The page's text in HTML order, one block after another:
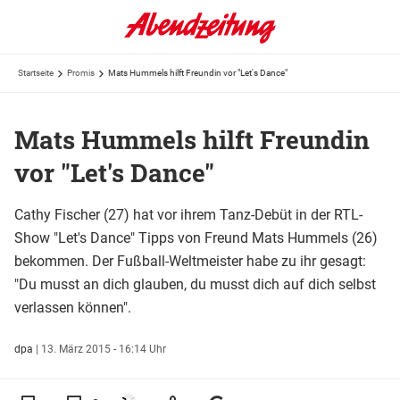
Startseite Promis Mats Hummels hilft Freundin vor "Let's Dance"
Mats Hummels hilft Freundin
vor "Let's Dance"
Cathy Fischer (27) hat vor ihrem Tanz-Debüt in der RTL-
Show "Let's Dance" Tipps von Freund Mats Hummels (26)
bekommen. Der Fußball-Weltmeister habe zu ihr gesagt:
"Du musst an dich glauben, du musst dich auf dich selbst
verlassen können".
dpa | 13. März 2015 - 16:14 Uhr